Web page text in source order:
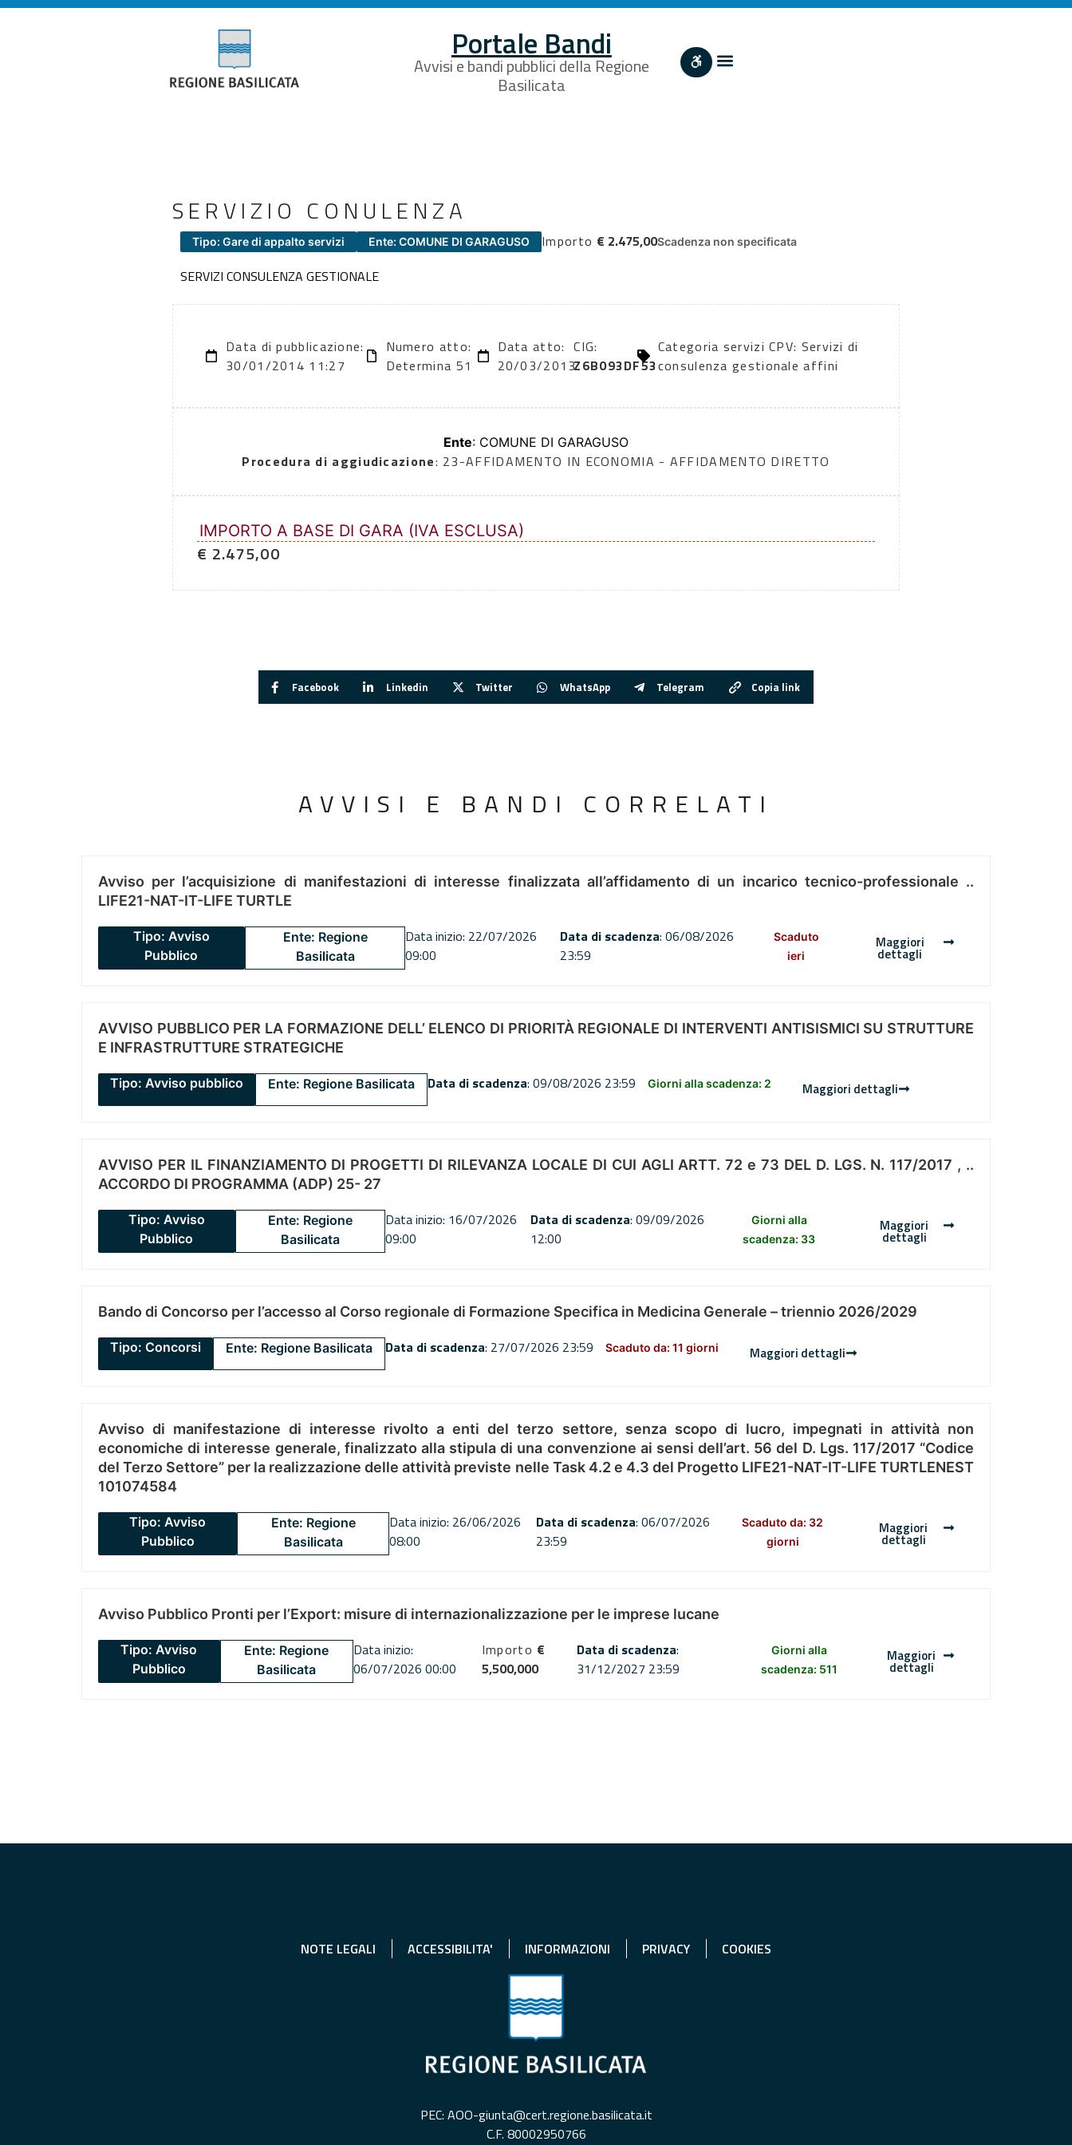
Portale Bandi
Avvisi e bandi pubblici della Regione
Basilicata
SERVIZIO CONULENZA
Tipo: Gare di appalto servizi Ente: COMUNE DI GARAGUSO Importo € 2.475,00Scadenza non specificata
SERVIZI CONSULENZA GESTIONALE
Data di pubblicazione:
30/01/2014 11:27
Numero atto:
Determina 51
Data atto:
20/03/2013
CIG:
Z6B093DF53
Categoria servizi CPV: Servizi di
consulenza gestionale affini
Ente: COMUNE DI GARAGUSO
Procedura di aggiudicazione: 23-AFFIDAMENTO IN ECONOMIA - AFFIDAMENTO DIRETTO
IMPORTO A BASE DI GARA (IVA ESCLUSA)
€ 2.475,00
Facebook Linkedin Twitter WhatsApp Telegram Copia link
AVVISI E BANDI CORRELATI
Avviso per l’acquisizione di manifestazioni di interesse finalizzata all’affidamento di un incarico tecnico-professionale ..
LIFE21-NAT-IT-LIFE TURTLE
Tipo: Avviso
Pubblico
Ente: Regione
Basilicata
Data inizio: 22/07/2026
09:00
Data di scadenza: 06/08/2026
23:59
Scaduto
ieri
Maggiori
dettagli
AVVISO PUBBLICO PER LA FORMAZIONE DELL’ ELENCO DI PRIORITÀ REGIONALE DI INTERVENTI ANTISISMICI SU STRUTTURE
E INFRASTRUTTURE STRATEGICHE
Tipo: Avviso pubblico Ente: Regione Basilicata Data di scadenza: 09/08/2026 23:59 Giorni alla scadenza: 2 Maggiori dettagli
AVVISO PER IL FINANZIAMENTO DI PROGETTI DI RILEVANZA LOCALE DI CUI AGLI ARTT. 72 e 73 DEL D. LGS. N. 117/2017 , ..
ACCORDO DI PROGRAMMA (ADP) 25- 27
Tipo: Avviso
Pubblico
Ente: Regione
Basilicata
Data inizio: 16/07/2026
09:00
Data di scadenza: 09/09/2026
12:00
Giorni alla
scadenza: 33
Maggiori
dettagli
Bando di Concorso per l’accesso al Corso regionale di Formazione Specifica in Medicina Generale – triennio 2026/2029
Tipo: Concorsi Ente: Regione Basilicata Data di scadenza: 27/07/2026 23:59 Scaduto da: 11 giorni Maggiori dettagli
Avviso di manifestazione di interesse rivolto a enti del terzo settore, senza scopo di lucro, impegnati in attività non
economiche di interesse generale, finalizzato alla stipula di una convenzione ai sensi dell’art. 56 del D. Lgs. 117/2017 “Codice
del Terzo Settore” per la realizzazione delle attività previste nelle Task 4.2 e 4.3 del Progetto LIFE21-NAT-IT-LIFE TURTLENEST
101074584
Tipo: Avviso
Pubblico
Ente: Regione
Basilicata
Data inizio: 26/06/2026
08:00
Data di scadenza: 06/07/2026
23:59
Scaduto da: 32
giorni
Maggiori
dettagli
Avviso Pubblico Pronti per l’Export: misure di internazionalizzazione per le imprese lucane
Tipo: Avviso
Pubblico
Ente: Regione
Basilicata
Data inizio:
06/07/2026 00:00
Importo €
5,500,000
Data di scadenza:
31/12/2027 23:59
Giorni alla
scadenza: 511
Maggiori
dettagli
NOTE LEGALI ACCESSIBILITA' INFORMAZIONI PRIVACY COOKIES
PEC: AOO-giunta@cert.regione.basilicata.it
C.F. 80002950766